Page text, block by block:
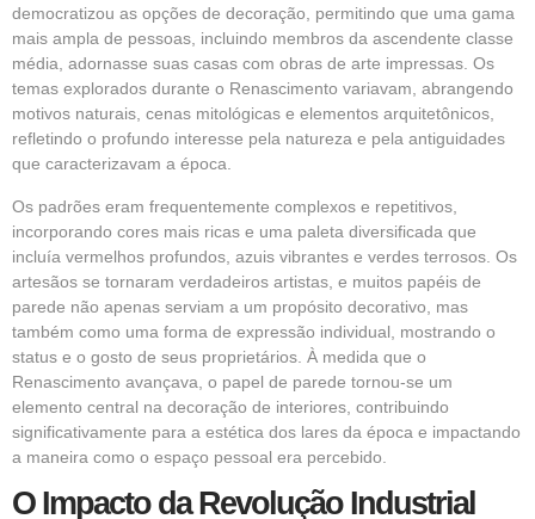
democratizou as opções de decoração, permitindo que uma gama
mais ampla de pessoas, incluindo membros da ascendente classe
média, adornasse suas casas com obras de arte impressas. Os
temas explorados durante o Renascimento variavam, abrangendo
motivos naturais, cenas mitológicas e elementos arquitetônicos,
refletindo o profundo interesse pela natureza e pela antiguidades
que caracterizavam a época.
Os padrões eram frequentemente complexos e repetitivos,
incorporando cores mais ricas e uma paleta diversificada que
incluía vermelhos profundos, azuis vibrantes e verdes terrosos. Os
artesãos se tornaram verdadeiros artistas, e muitos papéis de
parede não apenas serviam a um propósito decorativo, mas
também como uma forma de expressão individual, mostrando o
status e o gosto de seus proprietários. À medida que o
Renascimento avançava, o papel de parede tornou-se um
elemento central na decoração de interiores, contribuindo
significativamente para a estética dos lares da época e impactando
a maneira como o espaço pessoal era percebido.
O Impacto da Revolução Industrial